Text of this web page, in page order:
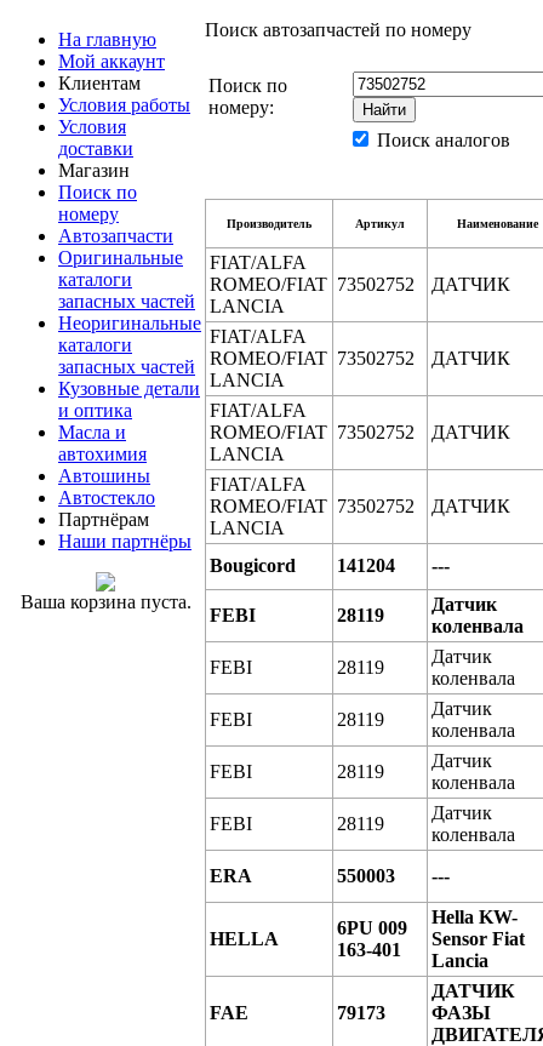
На главную
Мой аккаунт
Клиентам
Условия работы
Условия
доставки
Магазин
Поиск по
номеру
Автозапчасти
Оригинальные
каталоги
запасных частей
Неоригинальные
каталоги
запасных частей
Кузовные детали
и оптика
Масла и
автохимия
Автошины
Автостекло
Партнёрам
Наши партнёры
Ваша корзина пуста.
Поиск автозапчастей по номеру
Поиск по
номеру:
Поиск аналогов
Производитель Артикул Наименование
FIAT/ALFA
ROMEO/FIAT
LANCIA
73502752 ДАТЧИК
FIAT/ALFA
ROMEO/FIAT
LANCIA
73502752 ДАТЧИК
FIAT/ALFA
ROMEO/FIAT
LANCIA
73502752 ДАТЧИК
FIAT/ALFA
ROMEO/FIAT
LANCIA
73502752 ДАТЧИК
Bougicord 141204 ---
FEBI 28119
Датчик
коленвала
FEBI
28119
Датчик
коленвала
FEBI
28119
Датчик
коленвала
FEBI
28119
Датчик
коленвала
FEBI
28119
Датчик
коленвала
ERA
550003 ---
HELLA
6PU 009
163-401
Hella KW-
Sensor Fiat
Lancia
FAE 79173
ДАТЧИК
ФАЗЫ